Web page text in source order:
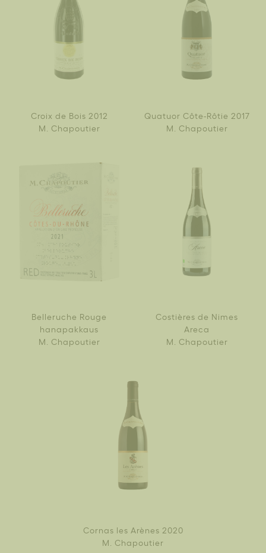
Croix de Bois 2012
M. Chapoutier
Quatuor Côte-Rôtie 2017
M. Chapoutier
Belleruche Rouge
hanapakkaus
M. Chapoutier
Costières de Nimes
Areca
M. Chapoutier
Cornas les Arènes 2020
M. Chapoutier